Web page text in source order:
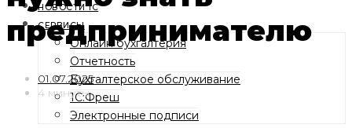
НОВОСТИ 1С
СЕРВИСЫ
Онлайн бухгалтерия
Отчетность
Бухгалтерское обслуживание
1С:Фреш
Электронные подписи
предпринимателю
01.07.2025
4 минуты